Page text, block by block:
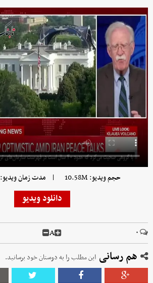
حجم ویدیو: 10.58M | مدت زمان ویدیو: 00:01:23
دانلود ویدیو
۰ A
هم رسانی این مطلب را به دوستان خود برسانید.